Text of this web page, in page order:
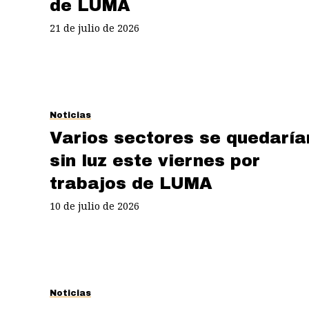
de LUMA
21 de julio de 2026
Noticias
Varios sectores se
sin luz este viernes por
trabajos de LUMA
10 de julio de 2026
Noticias